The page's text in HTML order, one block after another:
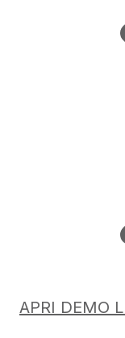
APRI DEMO